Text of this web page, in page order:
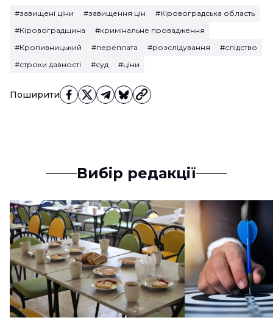
Поширити
#завищені ціни #завищення цін
#Кіровоградська область
#Кіровоградщина
#кримінальне провадження
#Кропивницький
#переплата #розслідування
#слідство
#строки давності
#суд #ціни
Вибір редакції